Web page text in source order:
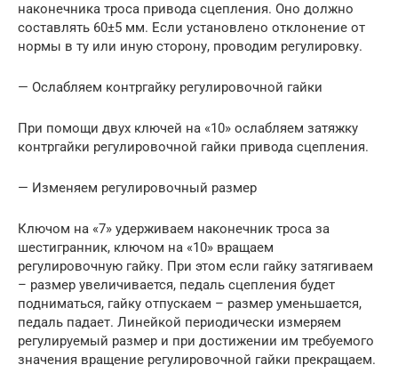
наконечника троса привода сцепления. Оно должно
составлять 60±5 мм. Если установлено отклонение от
нормы в ту или иную сторону, проводим регулировку.
— Ослабляем контргайку регулировочной гайки
При помощи двух ключей на «10» ослабляем затяжку
контргайки регулировочной гайки привода сцепления.
— Изменяем регулировочный размер
Ключом на «7» удерживаем наконечник троса за
шестигранник, ключом на «10» вращаем
регулировочную гайку. При этом если гайку затягиваем
– размер увеличивается, педаль сцепления будет
подниматься, гайку отпускаем – размер уменьшается,
педаль падает. Линейкой периодически измеряем
регулируемый размер и при достижении им требуемого
значения вращение регулировочной гайки прекращаем.